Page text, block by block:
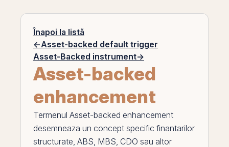
Înapoi la listă
←Asset-backed default trigger
Asset-Backed instrument→
Asset-backed
enhancement
Termenul Asset-backed enhancement
desemneaza un concept specific finantarilor
structurate, ABS, MBS, CDO sau altor